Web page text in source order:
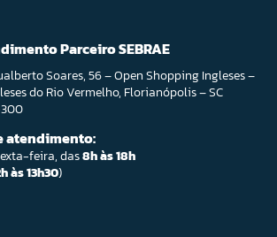
Parceiro SEBRAE
Soares, 56 – Open Shopping Ingleses –
do Rio Vermelho, Florianópolis – SC
atendimento:
feira, das8h às 18h
às 13h30)